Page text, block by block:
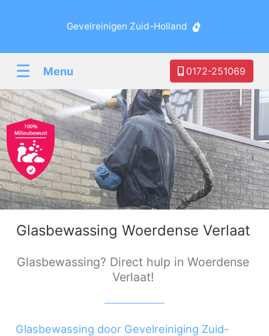
Gevelreinigen Zuid-Holland
☰ Menu 0172-251069
Glasbewassing Woerdense Verlaat
Glasbewassing? Direct hulp in Woerdense
Verlaat!
Glasbewassing door Gevelreiniging Zuid-